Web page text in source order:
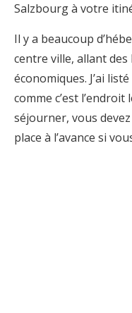
Salzbourg à votre
Il y a beaucoup
centre ville, allant
économiques. J’ai
comme c’est
séjourner, vous
place à l’avance si